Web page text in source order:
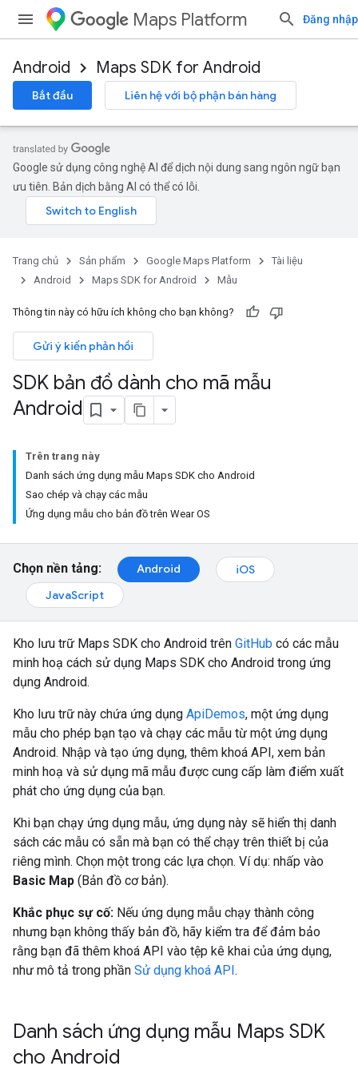
Maps Platform Đăng nhập
Android Maps SDK for Android
Bắt đầu Liên hệ với bộ phận bán hàng
Google sử dụng công nghệ AI để dịch nội dung sang ngôn ngữ bạn
ưu tiên. Bản dịch bằng AI có thể có lỗi.
Trang chủ Sản phẩm Google Maps Platform
Tài liệu
Android
Maps SDK for Android Mẫu
Thông tin này có hữu ích không cho bạn không?
Gửi ý kiến phản hồi
SDK bản đồ dành cho mã mẫu
Android
Trên trang này
Danh sách ứng dụng mẫu Maps SDK cho Android
Sao chép và chạy các mẫu
Ứng dụng mẫu cho bản đồ trên Wear OS
Chọn nền tảng: Android
iOS
JavaScript
Kho lưu trữ Maps SDK cho Android trên GitHub có các mẫu
minh hoạ cách sử dụng Maps SDK cho Android trong ứng
dụng Android.
Kho lưu trữ này chứa ứng dụng ApiDemos, một ứng dụng
mẫu cho phép bạn tạo và chạy các mẫu từ một ứng dụng
Android. Nhập và tạo ứng dụng, thêm khoá API, xem bản
minh hoạ và sử dụng mã mẫu được cung cấp làm điểm xuất
phát cho ứng dụng của bạn.
Khi bạn chạy ứng dụng mẫu, ứng dụng này sẽ hiển thị danh
sách các mẫu có sẵn mà bạn có thể chạy trên thiết bị của
riêng mình. Chọn một trong các lựa chọn. Ví dụ: nhấp vào
Basic Map (Bản đồ cơ bản).
Khắc phục sự cố: Nếu ứng dụng mẫu chạy thành công
nhưng bạn không thấy bản đồ, hãy kiểm tra để đảm bảo
rằng bạn đã thêm khoá API vào tệp kê khai của ứng dụng,
như mô tả trong phần Sử dụng khoá API.
Danh sách ứng dụng mẫu Maps SDK
cho Android